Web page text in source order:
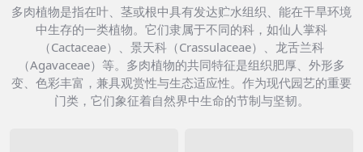
多肉植物是指在叶、茎或根中具有发达贮水组织、能在干旱环境
中生存的一类植物。它们隶属于不同的科，如仙人掌科
（Cactaceae）、景天科（Crassulaceae）、龙舌兰科
（Agavaceae）等。多肉植物的共同特征是组织肥厚、外形多
变、色彩丰富，兼具观赏性与生态适应性。作为现代园艺的重要
门类，它们象征着自然界中生命的节制与坚韧。